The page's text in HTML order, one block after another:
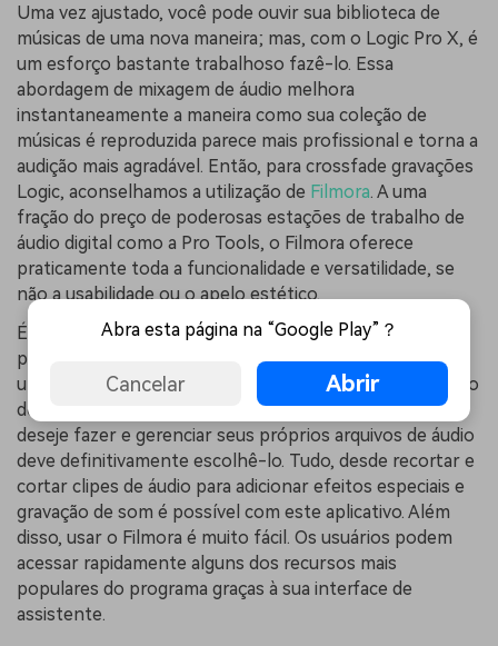
Uma vez ajustado, você pode ouvir sua biblioteca de
músicas de uma nova maneira; mas, com o Logic Pro X, é
um esforço bastante trabalhoso fazê-lo. Essa
abordagem de mixagem de áudio melhora
instantaneamente a maneira como sua coleção de
músicas é reproduzida parece mais profissional e torna a
audição mais agradável. Então, para crossfade gravações
Logic, aconselhamos a utilização de Filmora. A uma
fração do preço de poderosas estações de trabalho de
áudio digital como a Pro Tools, o Filmora oferece
praticamente toda a funcionalidade e versatilidade, se
não a usabilidade ou o apelo estético.
É difícil dar errado com oFilmorase você está
procurando começar a podcasting ou gravar música. É
um editor de áudio completo para podcasts, restauração
de áudio e pós-produção de vídeos. Qualquer um que
deseje fazer e gerenciar seus próprios arquivos de áudio
deve definitivamente escolhê-lo. Tudo, desde recortar e
cortar clipes de áudio para adicionar efeitos especiais e
gravação de som é possível com este aplicativo. Além
disso, usar o Filmora é muito fácil. Os usuários podem
acessar rapidamente alguns dos recursos mais
populares do programa graças à sua interface de
assistente.
Abra esta página na “Google Play”？
Cancelar Abrir